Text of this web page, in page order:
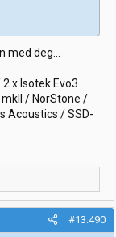
deg...
x Isotek Evo3
mkII / NorStone /
Acoustics / SSD-
#13.490